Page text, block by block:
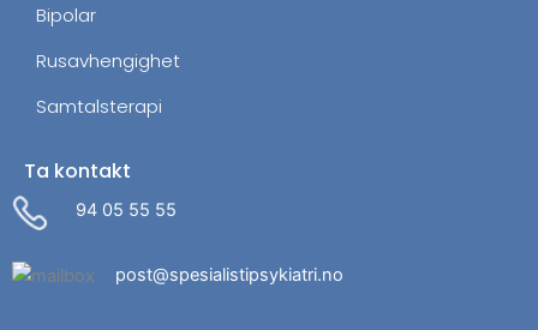
Bipolar
Rusavhengighet
Samtalsterapi
Ta kontakt
94 05 55 55
post@spesialistipsykiatri.no